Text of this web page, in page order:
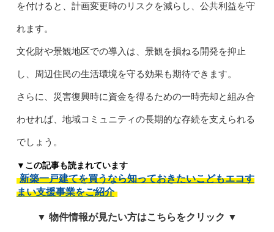
を付けると、計画変更時のリスクを減らし、公共利益を守
れます。
文化財や景観地区での導入は、景観を損ねる開発を抑止
し、周辺住民の生活環境を守る効果も期待できます。
さらに、災害復興時に資金を得るための一時売却と組み合
わせれば、地域コミュニティの長期的な存続を支えられる
でしょう。
▼この記事も読まれています
新築一戸建てを買うなら知っておきたいこどもエコす
まい支援事業をご紹介
▼ 物件情報が見たい方はこちらをクリック ▼